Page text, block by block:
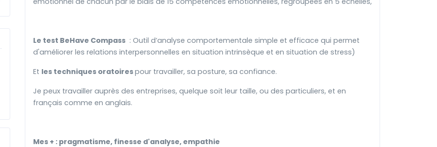
Le test BeHave Compass: Outil d’analyse comportementale simple et efficace qui permet
d'améliorer les relations interpersonnelles en situation intrinsèque et en situation de stress)
Et les techniques oratoirespour travailler, sa posture, sa confiance.
Je peux travailler auprès des entreprises, quelque soit leur taille, ou des particuliers, et en
français comme en anglais.
Mes + : pragmatisme, finesse d'analyse, empathie